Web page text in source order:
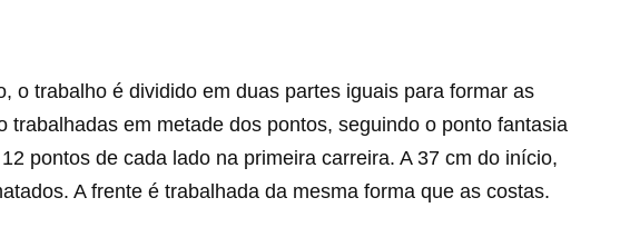
o trabalho é dividido em duas partes iguais para formar as
trabalhadas em metade dos pontos, seguindo o ponto fantasia
pontos de cada lado na primeira carreira. A 37 cm do início,
A frente é trabalhada da mesma forma que as costas.